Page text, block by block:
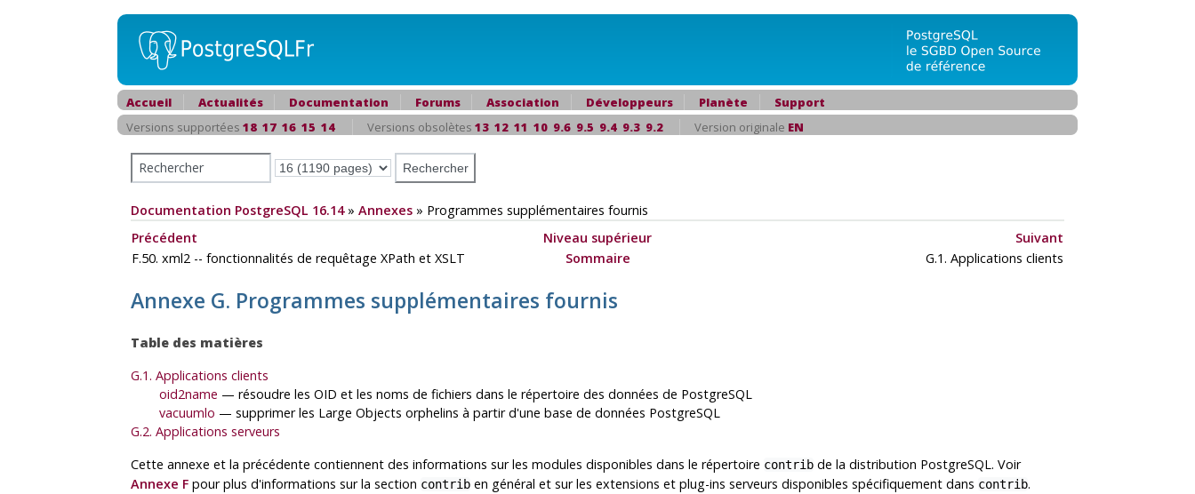
Accueil Actualités Documentation Forums Association Développeurs Planète
Support
Versions supportées 18 17 16 15 14 Versions obsolètes 13 12 11 10 9.6 9.5 9.4 9.3 9.2 Version originale EN
Documentation PostgreSQL 16.14» Annexes » Programmes supplémentaires fournis
Précédent
Niveau supérieur
Suivant
F.50. xml2 -- fonctionnalités de requêtage XPath et XSLT
Sommaire G.1. Applications clients
Annexe G. Programmes supplémentaires fournis
Table des matières
G.1. Applications clients
oid2name — résoudre les OID et les noms de fichiers dans le répertoire des données de PostgreSQL
vacuumlo — supprimer les Large Objects orphelins à partir d'une base de données PostgreSQL
G.2. Applications serveurs
Cette annexe et la précédente contiennent des informations sur les modules disponibles dans le répertoire contrib de la distribution PostgreSQL. Voir
Annexe F pour plus d'informations sur la section contrib en général et sur les extensions et plug-ins serveurs disponibles spécifiquement dans contrib.